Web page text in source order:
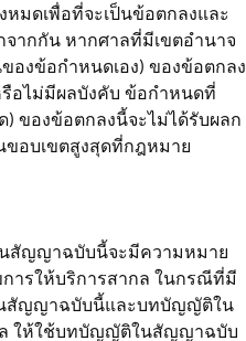
มดเพื่อที่จะเป็นข้อตกลงและ
ากกัน หากศาลที่มีเขตอำนาจ
องข้อกำหนดเอง) ของข้อตกลง
อไม่มีผลบังคับ ข้อกำหนดที่
ของข้อตกลงนี้จะไม่ได้รับผลก
ขอบเขตสูงสุดที่กฎหมาย
สัญญาฉบับนี้จะมีความหมาย
ารให้บริการสากล ในกรณีที่มี
สัญญาฉบับนี้และบทบัญญัติใน
ล ให้ใช้บทบัญญัติในสัญญาฉบับ